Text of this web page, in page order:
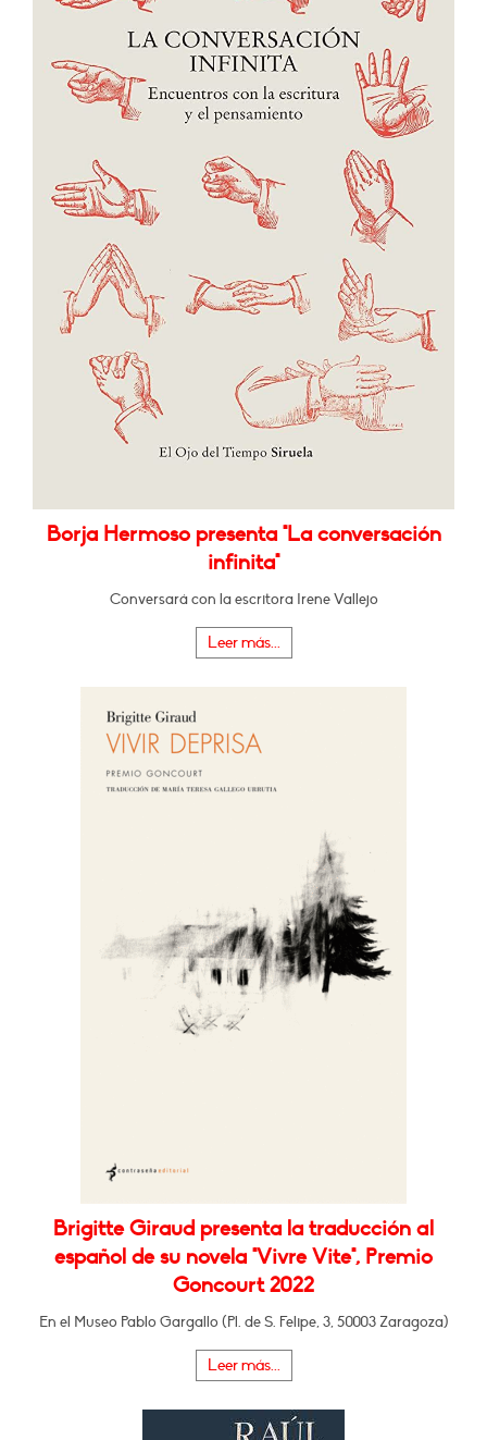
Borja Hermoso presenta "La conversación
infinita"
Conversará con la escritora Irene Vallejo
Leer más...
Brigitte Giraud presenta la traducción al
español de su novela "Vivre Vite", Premio
Goncourt 2022
En el Museo Pablo Gargallo (Pl. de S. Felipe, 3, 50003 Zaragoza)
Leer más...